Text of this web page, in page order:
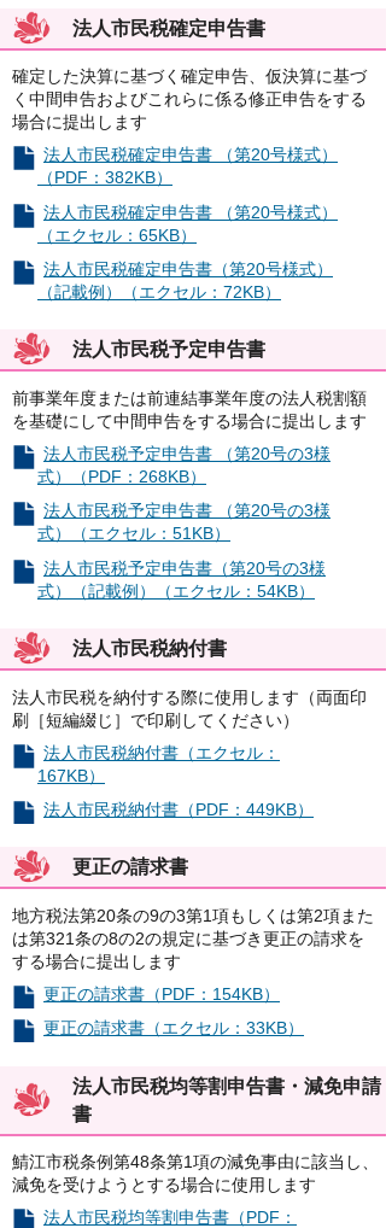
法人市民税確定申告書
確定した決算に基づく確定申告、仮決算に基づ
く中間申告およびこれらに係る修正申告をする
場合に提出します
法人市民税確定申告書 （第20号様式）
（PDF：382KB）
法人市民税確定申告書 （第20号様式）
（エクセル：65KB）
法人市民税確定申告書（第20号様式）
（記載例）（エクセル：72KB）
法人市民税予定申告書
前事業年度または前連結事業年度の法人税割額
を基礎にして中間申告をする場合に提出します
法人市民税予定申告書 （第20号の3様
式）（PDF：268KB）
法人市民税予定申告書 （第20号の3様
式）（エクセル：51KB）
法人市民税予定申告書（第20号の3様
式）（記載例）（エクセル：54KB）
法人市民税納付書
法人市民税を納付する際に使用します（両面印
刷［短編綴じ］で印刷してください）
法人市民税納付書（エクセル：
167KB）
法人市民税納付書（PDF：449KB）
更正の請求書
地方税法第20条の9の3第1項もしくは第2項また
は第321条の8の2の規定に基づき更正の請求を
する場合に提出します
更正の請求書（PDF：154KB）
更正の請求書（エクセル：33KB）
法人市民税均等割申告書・減免申請
書
鯖江市税条例第48条第1項の減免事由に該当し、
減免を受けようとする場合に使用します
法人市民税均等割申告書（PDF：